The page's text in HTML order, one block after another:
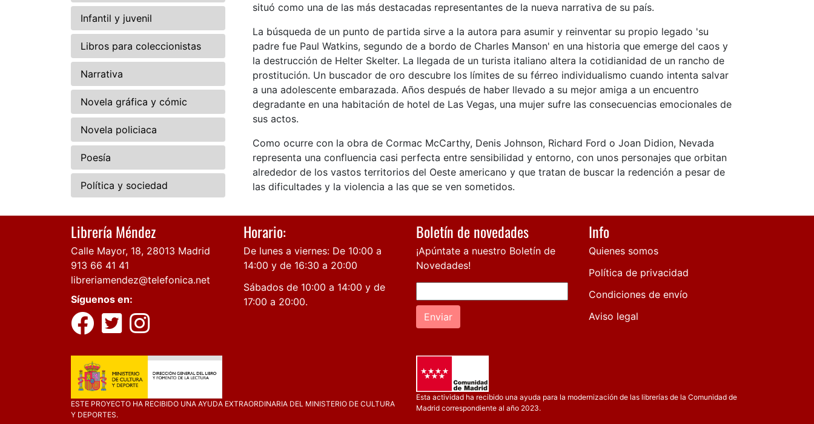
Infantil y juvenil
Libros para coleccionistas
Narrativa
Novela gráfica y cómic
Novela policiaca
Poesía
Política y sociedad
situó como una de las más destacadas representantes de la nueva narrativa de su país.
La búsqueda de un punto de partida sirve a la autora para asumir y reinventar su propio legado 'su
padre fue Paul Watkins, segundo de a bordo de Charles Manson' en una historia que emerge del caos y
la destrucción de Helter Skelter. La llegada de un turista italiano altera la cotidianidad de un rancho de
prostitución. Un buscador de oro descubre los límites de su férreo individualismo cuando intenta salvar
a una adolescente embarazada. Años después de haber llevado a su mejor amiga a un encuentro
degradante en una habitación de hotel de Las Vegas, una mujer sufre las consecuencias emocionales de
sus actos.
Como ocurre con la obra de Cormac McCarthy, Denis Johnson, Richard Ford o Joan Didion, Nevada
representa una confluencia casi perfecta entre sensibilidad y entorno, con unos personajes que orbitan
alrededor de los vastos territorios del Oeste americano y que tratan de buscar la redención a pesar de
las dificultades y la violencia a las que se ven sometidos.
Librería Méndez
Calle Mayor, 18, 28013 Madrid
913 66 41 41
libreriamendez@telefonica.net
Síguenos en:
Horario:
De lunes a viernes: De 10:00 a
14:00 y de 16:30 a 20:00
Sábados de 10:00 a 14:00 y de
17:00 a 20:00.
Boletín de novedades
¡Apúntate a nuestro Boletín de
Novedades!
Enviar
Info
Quienes somos
Política de privacidad
Condiciones de envío
Aviso legal
ESTE PROYECTO HA RECIBIDO UNA AYUDA EXTRAORDINARIA DEL MINISTERIO DE CULTURA
Y DEPORTES.
Esta actividad ha recibido una ayuda para la modernización de las librerías de la Comunidad de
Madrid correspondiente al año 2023.